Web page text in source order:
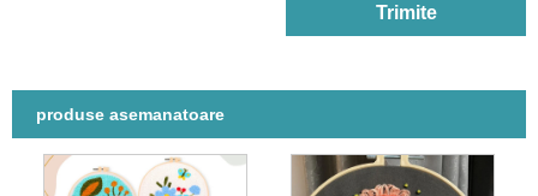
Trimite
produse asemanatoare